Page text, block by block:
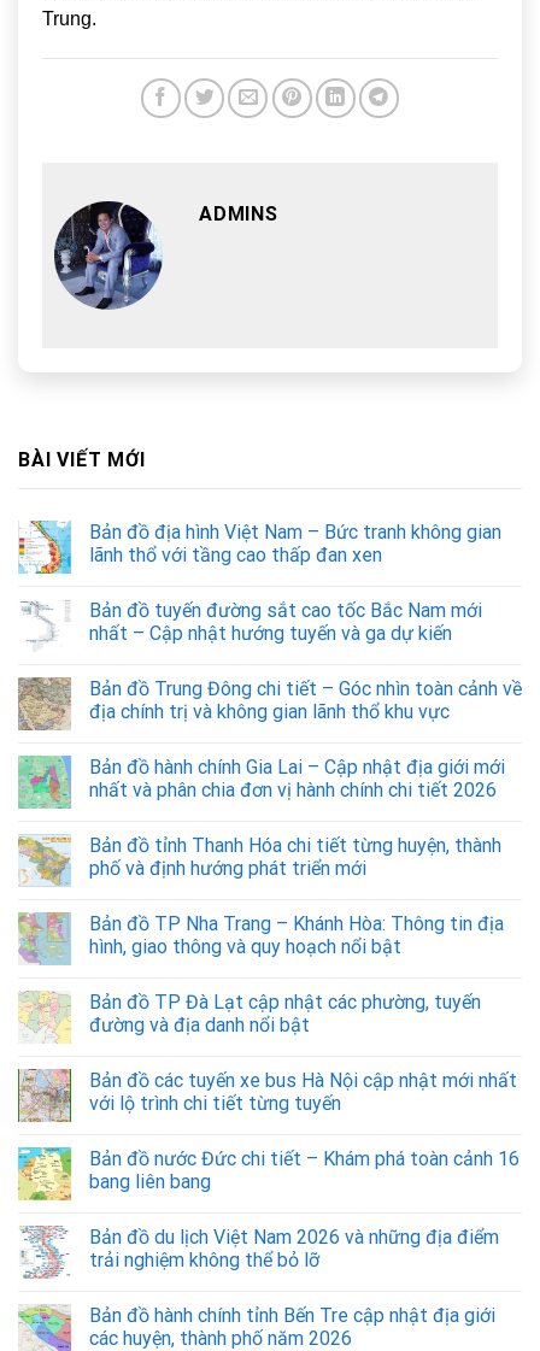
Trung.
ADMINS
BÀI VIẾT MỚI
Bản đồ địa hình Việt Nam – Bức tranh không gian
lãnh thổ với tầng cao thấp đan xen
Bản đồ tuyến đường sắt cao tốc Bắc Nam mới
nhất – Cập nhật hướng tuyến và ga dự kiến
Bản đồ Trung Đông chi tiết – Góc nhìn toàn cảnh về
địa chính trị và không gian lãnh thổ khu vực
Bản đồ hành chính Gia Lai – Cập nhật địa giới mới
nhất và phân chia đơn vị hành chính chi tiết 2026
Bản đồ tỉnh Thanh Hóa chi tiết từng huyện, thành
phố và định hướng phát triển mới
Bản đồ TP Nha Trang – Khánh Hòa: Thông tin địa
hình, giao thông và quy hoạch nổi bật
Bản đồ TP Đà Lạt cập nhật các phường, tuyến
đường và địa danh nổi bật
Bản đồ các tuyến xe bus Hà Nội cập nhật mới nhất
với lộ trình chi tiết từng tuyến
Bản đồ nước Đức chi tiết – Khám phá toàn cảnh 16
bang liên bang
Bản đồ du lịch Việt Nam 2026 và những địa điểm
trải nghiệm không thể bỏ lỡ
Bản đồ hành chính tỉnh Bến Tre cập nhật địa giới
các huyện, thành phố năm 2026